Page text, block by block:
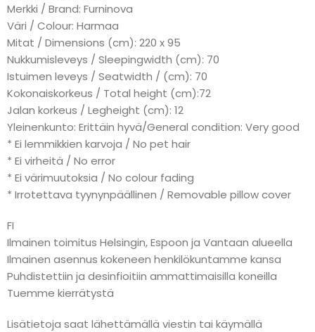
Merkki / Brand: Furninova
Väri / Colour: Harmaa
Mitat / Dimensions (cm): 220 x 95
Nukkumisleveys / Sleepingwidth (cm): 70
Istuimen leveys / Seatwidth / (cm): 70
Kokonaiskorkeus / Total height (cm):72
Jalan korkeus / Legheight (cm): 12
Yleinenkunto: Erittäin hyvä/General condition: Very good
* Ei lemmikkien karvoja / No pet hair
* Ei virheitä / No error
* Ei värimuutoksia / No colour fading
* Irrotettava tyynynpäällinen / Removable pillow cover
FI
Ilmainen toimitus Helsingin, Espoon ja Vantaan alueella
Ilmainen asennus kokeneen henkilökuntamme kansa
Puhdistettiin ja desinfioitiin ammattimaisilla koneilla
Tuemme kierrätystä
Lisätietoja saat lähettämällä viestin tai käymällä